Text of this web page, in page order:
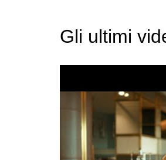
Gli ultimi